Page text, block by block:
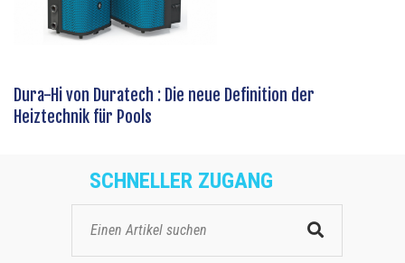
Dura-Hi von Duratech : Die neue Definition der
Heiztechnik für Pools
SCHNELLER ZUGANG